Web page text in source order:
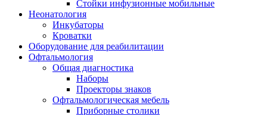
Стойки инфузионные мобильные
Неонатология
Инкубаторы
Кроватки
Оборудование для реабилитации
Офтальмология
Общая диагностика
Наборы
Проекторы знаков
Офтальмологическая мебель
Приборные столики